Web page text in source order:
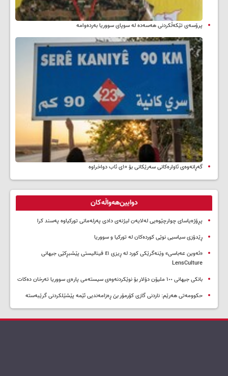
پرۆسەی تێکەڵکردنی هەسەدە لە سوپای سووریا بەردەوامە
گەڕانەوەی ئاوارەکانی سەرێکانی بۆ ۱۰ی ئاب دواخراوە
دوایین‌هەواڵەکان
پڕۆژەیاسای چوارچێوەیی لەلایەن لیژنەی دادی پەرلەمانی تورکیاوە پەسند کرا
ڕێدۆزی سیاسیی نوێی کوردەکان لە تورکیا و سووریا
«ئەوین عەباسی» وێنەگرێکی کورد لە ڕیزی ٤١ فینالیستی پێشبڕکێی جیهانی
LensCulture
بانکی جیهانی ١٠٠ ملیۆن دۆلار بۆ نوێکردنەوەی سیستەمی پارەی سووریا تەرخان دەکات
حکوومەتی هەرێم: ناردنی گازی کۆرمۆر بێ ڕەزامەندیی ئێمە پێشێلکردنی گرێبەستە